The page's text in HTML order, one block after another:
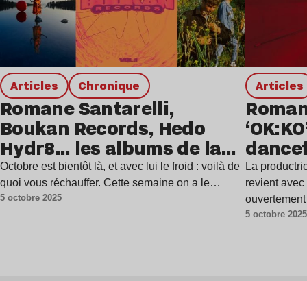
Articles chronique
Romane Santarelli,
Boukan Records, Hedo
Hydr8… les albums de la
semaine
Octobre est bientôt là, et avec lui le froid : voilà de
quoi vous réchauffer. Cette semaine on a le…
5 octobre 2025
Articles
La
revient
avec une
5 octobre 2025